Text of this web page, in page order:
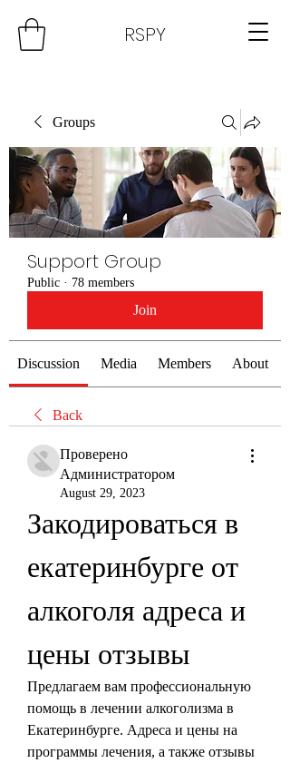
RSPY
Groups
Support Group
Public · 78 members
Join
Discussion Media Members About
Back
Проверено
Администратором
August 29, 2023
Закодироваться в
екатеринбурге от
алкоголя адреса и
цены отзывы
Предлагаем вам профессиональную
помощь в лечении алкоголизма в
Екатеринбурге. Адреса и цены на
программы лечения, а также отзывы